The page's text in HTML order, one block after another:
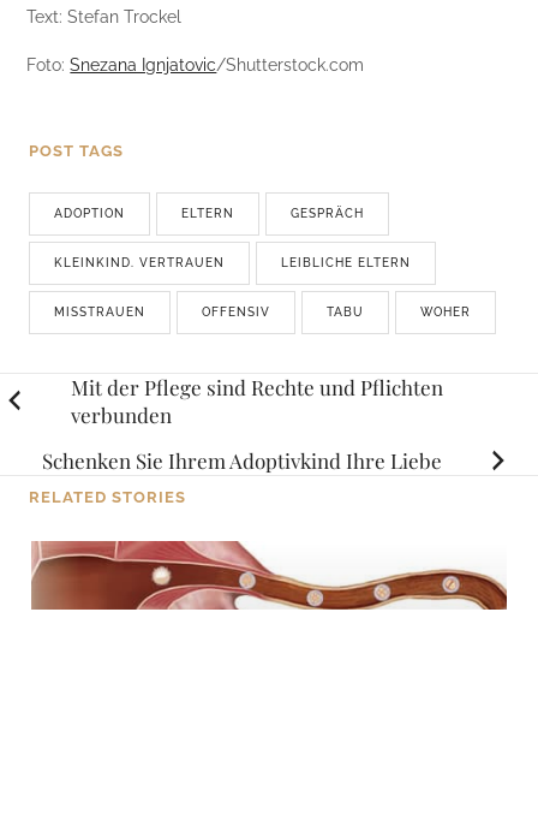
Text: Stefan Trockel
Foto:Snezana Ignjatovic/Shutterstock.com
POST TAGS
ADOPTION ELTERN GESPRÄCH
KLEINKIND. VERTRAUEN LEIBLICHE ELTERN
MISSTRAUEN OFFENSIV TABU WOHER
Posts
navigation
Mit der Pflege sind Rechte und Pflichten
verbunden
Schenken Sie Ihrem Adoptivkind Ihre Liebe
RELATED STORIES